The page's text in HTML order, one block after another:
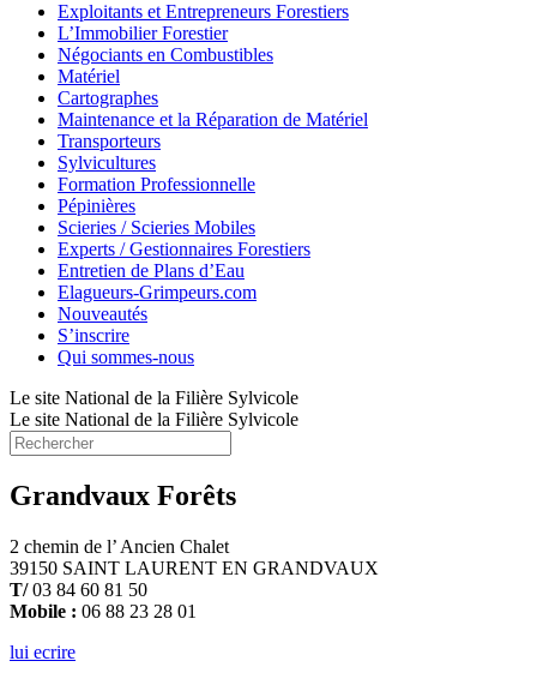
Exploitants et Entrepreneurs Forestiers
L’Immobilier Forestier
Négociants en Combustibles
Matériel
Cartographes
Maintenance et la Réparation de Matériel
Transporteurs
Sylvicultures
Formation Professionnelle
Pépinières
Scieries / Scieries Mobiles
Experts / Gestionnaires Forestiers
Entretien de Plans d’Eau
Elagueurs-Grimpeurs.com
Nouveautés
S’inscrire
Qui sommes-nous
Le site National de la Filière Sylvicole
Le site National de la Filière Sylvicole
Grandvaux Forêts
2 chemin de l’ Ancien Chalet
39150 SAINT LAURENT EN GRANDVAUX
T/03 84 60 81 50
Mobile : 06 88 23 28 01
lui ecrire